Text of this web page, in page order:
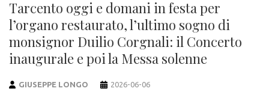
Tarcento oggi e domani in festa per
l’organo restaurato, l’ultimo sogno di
monsignor Duilio Corgnali: il Concerto
inaugurale e poi la Messa solenne
GIUSEPPE LONGO 2026-06-06